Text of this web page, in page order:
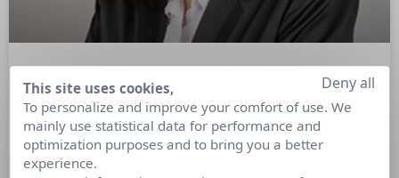
Culture RP Cross Gen’, retour
d’experte Marie-Laure Laville
Pour la sortie de Culture RP Cross Gen’, nous avons demandé
à Marie-Laure Laville, Fondatrice de l’agence MLD
This site uses cookies,
To personalize and improve your comfort of use. We
mainly use statistical data for performance and
optimization purposes and to bring you a better
experience.
Deny all